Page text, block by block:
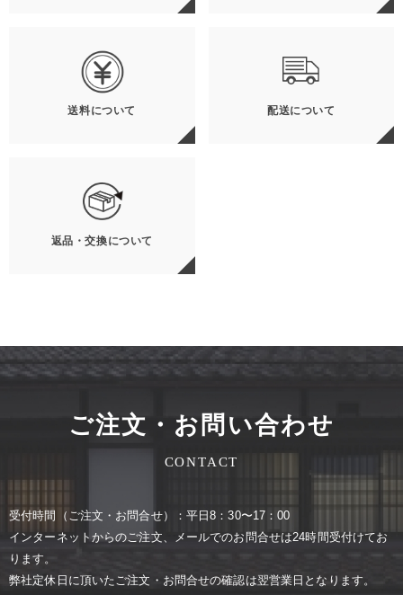
送料について 配送について
返品・交換について
ご注文・お問い合わせ
CONTACT
受付時間（ご注⽂・お問合せ）：平⽇8：30〜17：00
インターネットからのご注⽂、メールでのお問合せは24時間受付けてお
ります。
弊社定休⽇に頂いたご注⽂・お問合せの確認は翌営業⽇となります。